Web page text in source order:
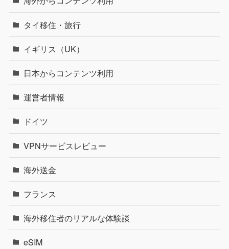
タイ移住・旅行
イギリス（UK）
日本からコンテンツ利用
運営者情報
ドイツ
VPNサービスレビュー
海外送金
フランス
海外移住者のリアルな体験談
eSIM